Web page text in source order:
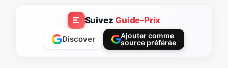
SuivezGuide-Prix
Discover
Ajouter comme
source préférée